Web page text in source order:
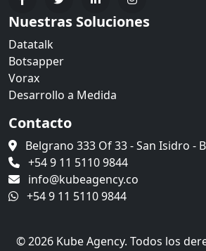
Nuestras Soluciones
Datatalk
Botsapper
Vorax
Desarrollo a Medida
Contacto
Belgrano 333 Of 33 - San Isidro -
+54 9 11 5110 9844
info@kubeagency.co
+54 9 11 5110 9844
© 2026 Kube Agency. Todos los